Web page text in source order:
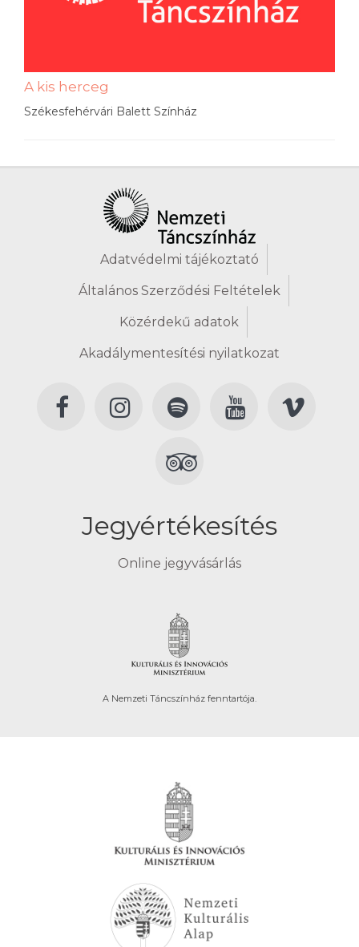
A kis herceg
Székesfehérvári Balett Színház
Adatvédelmi tájékoztató
Általános Szerződési Feltételek
Közérdekű adatok
Akadálymentesítési nyilatkozat
Jegyértékesítés
Online jegyvásárlás
A Nemzeti Táncszínház fenntartója.